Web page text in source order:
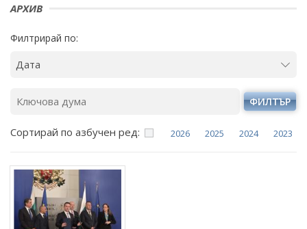
АРХИВ
Филтрирай по:
ФИЛТЪР
Сортирай по азбучен ред: 2026 2025 2024 2023